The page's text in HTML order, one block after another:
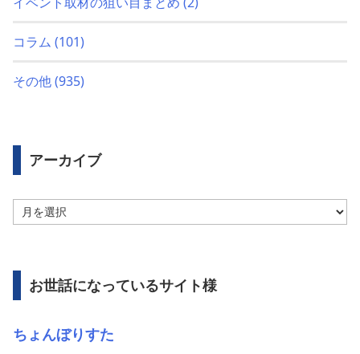
コラム (101)
その他(935)
アーカイブ
ー
ブ
お世話になっているサイト様
ちょんぼりすた